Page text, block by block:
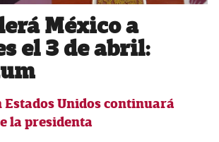
México a
el 3 de abril:
Estados Unidos continuará
la presidenta